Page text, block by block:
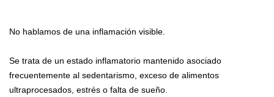
No hablamos de una inflamación visible.
Se trata de un estado inflamatorio mantenido asociado
frecuentemente al sedentarismo, exceso de alimentos
ultraprocesados, estrés o falta de sueño.